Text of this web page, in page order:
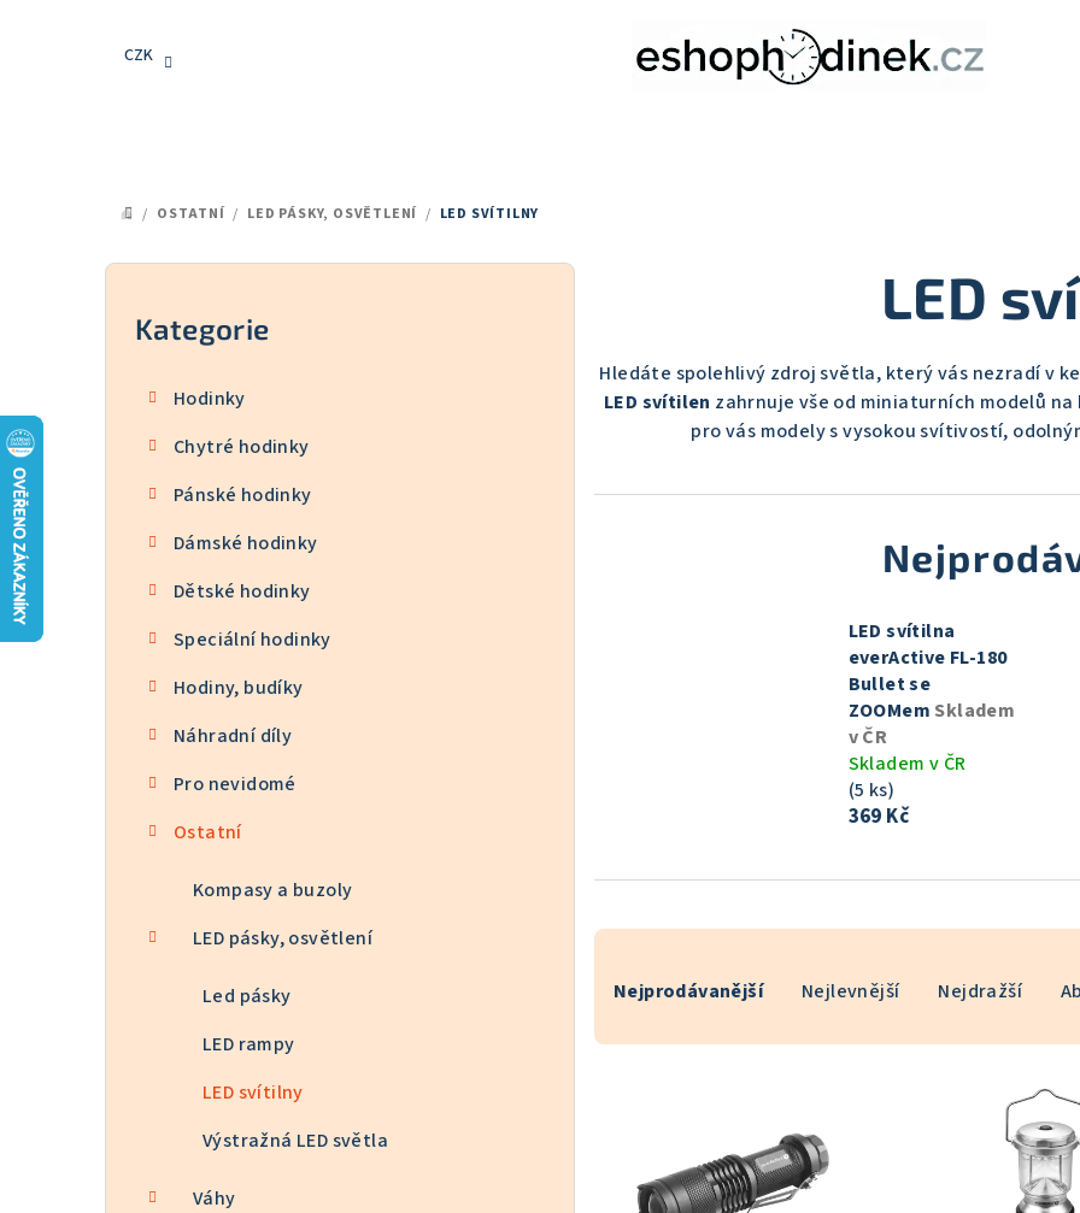
CZK
DOMŮ
/ OSTATNÍ / LED PÁSKY, OSVĚTLENÍ / LED SVÍTILNY
P
Přeskočit
kategorie
Kategorie
Hodinky
Chytré hodinky
Pánské hodinky
Dámské hodinky
Dětské hodinky
Speciální hodinky
Hodiny, budíky
Náhradní díly
Pro nevidomé
Ostatní
Kompasy a buzoly
LED pásky, osvětlení
Led pásky
LED rampy
LED svítilny
Výstražná LED světla
Váhy
LED
Hledáte spolehlivý zdroj světla, který vás nezradí v
LED svítilen zahrnuje vše od miniaturních modelů
pro vás modely s vysokou svítivostí,
LED svítilna
everActive FL-180
Bullet se
ZOOMem Skladem
v ČR
Skladem v ČR
(5 ks)
369 Kč
a
z
Nejprodávanější Nejlevnější Nejdražší